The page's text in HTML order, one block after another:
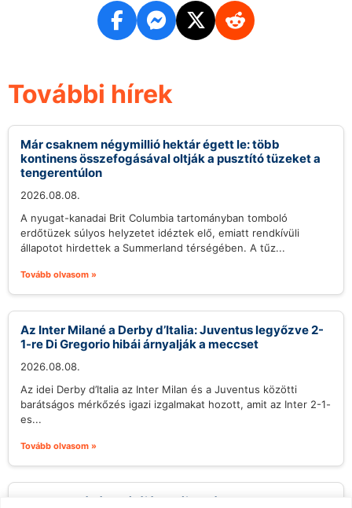
További hírek
Már csaknem négymillió hektár égett le: több
kontinens összefogásával oltják a pusztító tüzeket a
tengerentúlon
2026.08.08.
A nyugat-kanadai Brit Columbia tartományban tomboló
erdőtüzek súlyos helyzetet idéztek elő, emiatt rendkívüli
állapotot hirdettek a Summerland térségében. A tűz...
Tovább olvasom »
Az Inter Milané a Derby d’Italia: Juventus legyőzve 2-
1-re Di Gregorio hibái árnyalják a meccset
2026.08.08.
Az idei Derby d’Italia az Inter Milan és a Juventus közötti
barátságos mérkőzés igazi izgalmakat hozott, amit az Inter 2-1-
es...
Tovább olvasom »
Veracruz kávékultúrájának új hulláma